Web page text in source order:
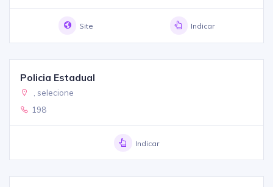
Site Indicar
Policia Estadual
, selecione
198
Indicar